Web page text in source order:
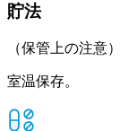
貯法
（保管上の注意）
室温保存。